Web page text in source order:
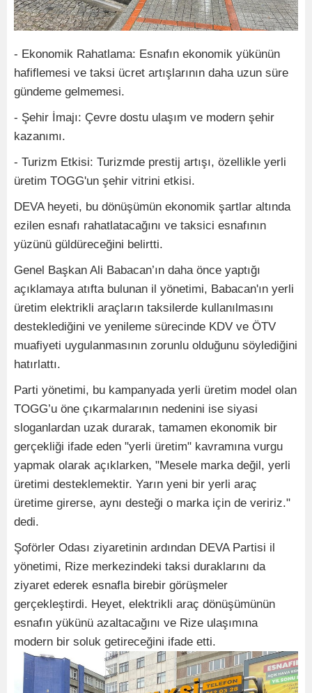
- Ekonomik Rahatlama: Esnafın ekonomik yükünün
hafiflemesi ve taksi ücret artışlarının daha uzun süre
gündeme gelmemesi.
- Şehir İmajı: Çevre dostu ulaşım ve modern şehir
kazanımı.
- Turizm Etkisi: Turizmde prestij artışı, özellikle yerli
üretim TOGG'un şehir vitrini etkisi.
DEVA heyeti, bu dönüşümün ekonomik şartlar altında
ezilen esnafı rahatlatacağını ve taksici esnafının
yüzünü güldüreceğini belirtti.
Genel Başkan Ali Babacan’ın daha önce yaptığı
açıklamaya atıfta bulunan il yönetimi, Babacan'ın yerli
üretim elektrikli araçların taksilerde kullanılmasını
desteklediğini ve yenileme sürecinde KDV ve ÖTV
muafiyeti uygulanmasının zorunlu olduğunu söylediğini
hatırlattı.
Parti yönetimi, bu kampanyada yerli üretim model olan
TOGG’u öne çıkarmalarının nedenini ise siyasi
sloganlardan uzak durarak, tamamen ekonomik bir
gerçekliği ifade eden "yerli üretim" kavramına vurgu
yapmak olarak açıklarken, "Mesele marka değil, yerli
üretimi desteklemektir. Yarın yeni bir yerli araç
üretime girerse, aynı desteği o marka için de veririz."
dedi.
Şoförler Odası ziyaretinin ardından DEVA Partisi il
yönetimi, Rize merkezindeki taksi duraklarını da
ziyaret ederek esnafla birebir görüşmeler
gerçekleştirdi. Heyet, elektrikli araç dönüşümünün
esnafın yükünü azaltacağını ve Rize ulaşımına
modern bir soluk getireceğini ifade etti.